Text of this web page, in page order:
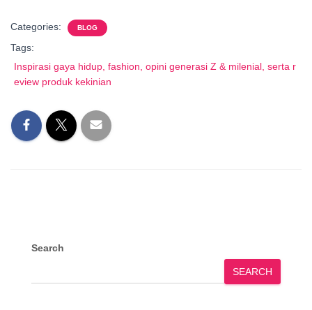
Categories: BLOG
Tags:
Inspirasi gaya hidup, fashion, opini generasi Z & milenial, serta r
eview produk kekinian
Search
SEARCH